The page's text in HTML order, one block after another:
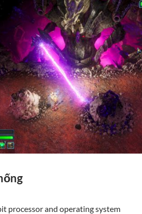
processor and operating system